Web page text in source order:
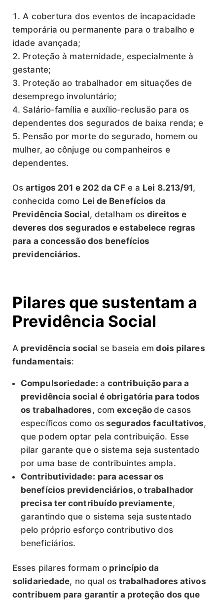
A cobertura dos eventos de incapacidade
temporária ou permanente para o trabalho e
idade avançada;
Proteção à maternidade, especialmente à
gestante;
Proteção ao trabalhador em situações de
desemprego involuntário;
Salário-família e auxílio-reclusão para os
dependentes dos segurados de baixa renda; e
Pensão por morte do segurado, homem ou
mulher, ao cônjuge ou companheiros e
dependentes.
Osartigos 201 e 202 da CFe a Lei 8.213/91,
conhecida como Lei de Benefícios da
Previdência Social, detalham osdireitos e
deveres dos segurados e estabelece regras
para a concessão dos benefícios
previdenciários.
Pilares que sustentam a
Previdência Social
A previdência social se baseia em dois pilares
fundamentais:
Compulsoriedade: a contribuição para a
previdência social é obrigatória para todos
os trabalhadores, comexceçãode casos
específicos como ossegurados facultativos,
que podem optar pela contribuição. Esse
pilar garante que o sistema seja sustentado
por uma base de contribuintes ampla.
Contributividade: para acessar os
benefícios previdenciários, o trabalhador
precisa ter contribuído previamente,
garantindo que o sistema seja sustentado
pelo próprio esforço contributivo dos
beneficiários.
Esses pilares formam o princípio da
solidariedade, no qual os trabalhadores ativos
contribuem para garantir a proteção dos que